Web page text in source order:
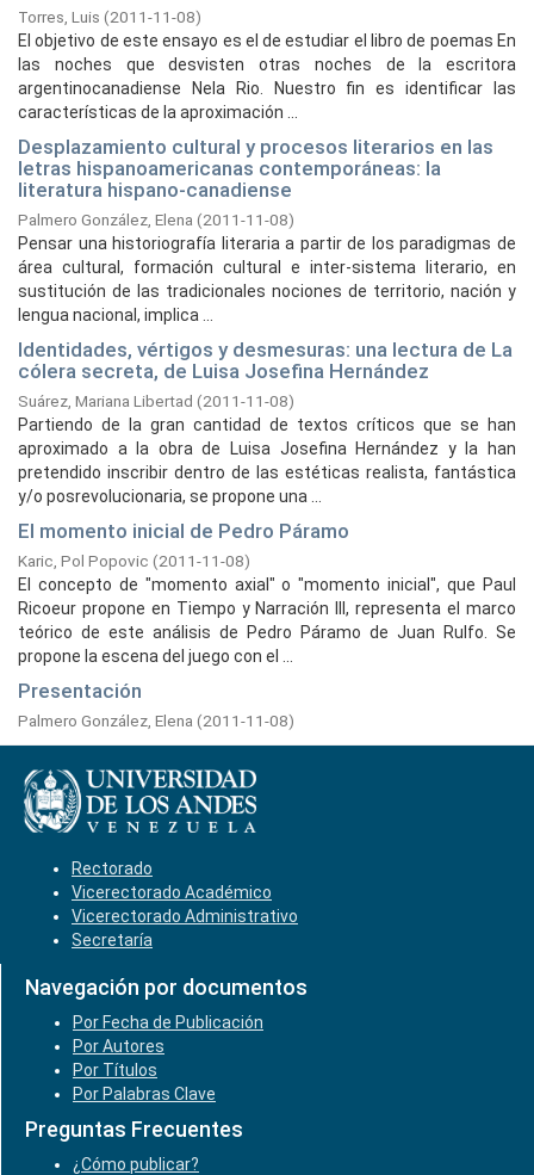
Torres, Luis (2011-11-08)
El objetivo de este ensayo es el de estudiar el libro de poemas En
las noches que desvisten otras noches de la escritora
argentinocanadiense Nela Rio. Nuestro fin es identificar las
características de la aproximación ...
Desplazamiento cultural y procesos literarios en las
letras hispanoamericanas contemporáneas: la
literatura hispano-canadiense
Palmero González, Elena (2011-11-08)
Pensar una historiografía literaria a partir de los paradigmas de
área cultural, formación cultural e inter-sistema literario, en
sustitución de las tradicionales nociones de territorio, nación y
lengua nacional, implica ...
Identidades, vértigos y desmesuras: una lectura de La
cólera secreta, de Luisa Josefina Hernández
Suárez, Mariana Libertad (2011-11-08)
Partiendo de la gran cantidad de textos críticos que se han
aproximado a la obra de Luisa Josefina Hernández y la han
pretendido inscribir dentro de las estéticas realista, fantástica
y/o posrevolucionaria, se propone una ...
El momento inicial de Pedro Páramo
Karic, Pol Popovic (2011-11-08)
El concepto de "momento axial" o "momento inicial", que Paul
Ricoeur propone en Tiempo y Narración III, representa el marco
teórico de este análisis de Pedro Páramo de Juan Rulfo. Se
propone la escena del juego con el ...
Presentación
Palmero González, Elena (2011-11-08)
Rectorado
Vicerectorado Académico
Vicerectorado Administrativo
Secretaría
Navegación por documentos
Por Fecha de Publicación
Por Autores
Por Títulos
Por Palabras Clave
Preguntas Frecuentes
¿Cómo publicar?